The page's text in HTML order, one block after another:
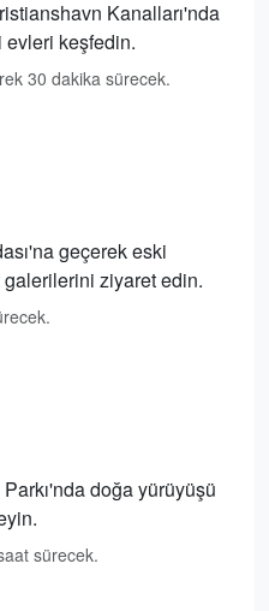
Kanalları'nda
evleri keşfedin.
30 dakika sürecek.
geçerek eski
galerilerini ziyaret edin.
doğa yürüyüşü
sürecek.